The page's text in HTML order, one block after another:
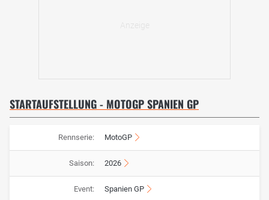
STARTAUFSTELLUNG - MOTOGP SPANIEN GP
Rennserie: MotoGP
Saison: 2026
Event: Spanien GP